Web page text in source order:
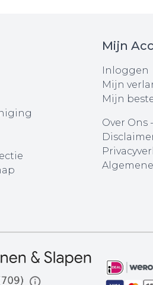
Mijn
Inloggen
Mijn
Mijn
Over Ons-